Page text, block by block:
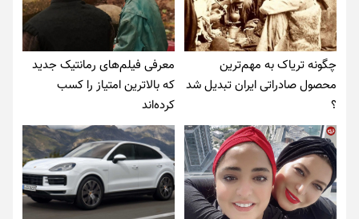
چگونه تریاک به مهم‌ترین
محصول صادراتی ایران تبدیل شد
؟
معرفی فیلم‌های رمانتیک جدید
که بالاترین امتیاز را کسب
کرده‌اند